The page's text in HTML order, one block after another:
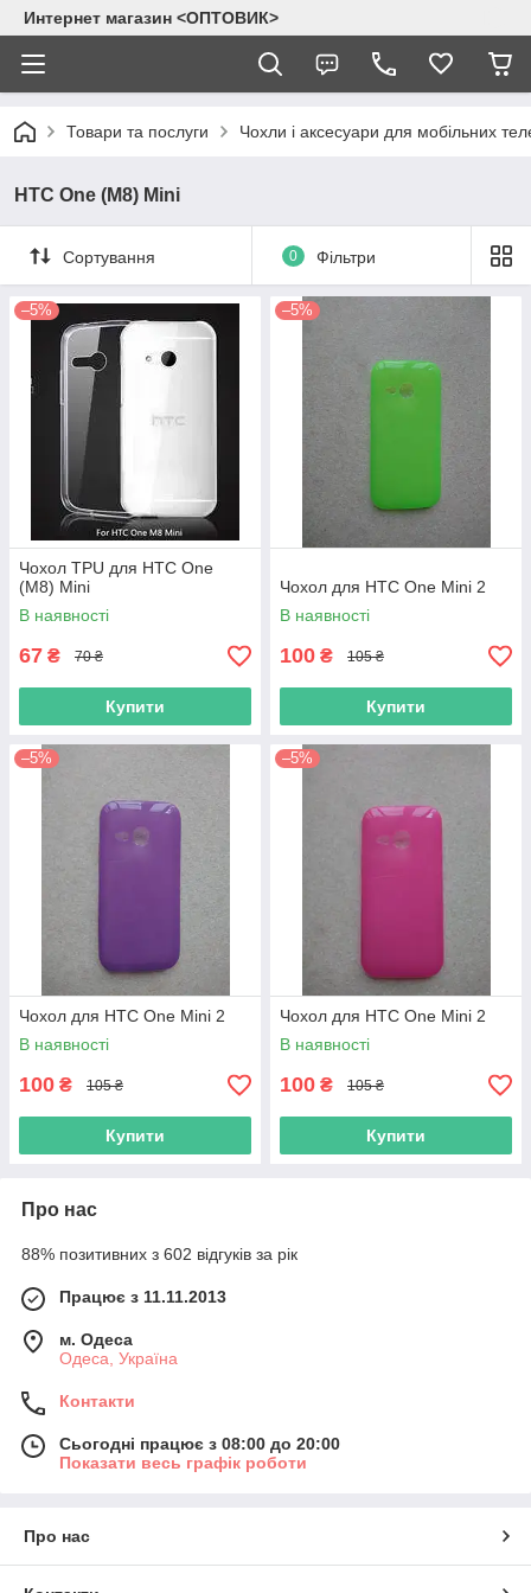
Интернет магазин <ОПТОВИК>
Товари та послуги Чохли і аксесуари для мобільних
HTC One (M8) Mini
Сортування 0 Фільтри
–5%
Чохол TPU для HTC One
(M8) Mini
В наявності
67 ₴ 70 ₴
Купити
–5%
Чохол для HTC One Mini 2
В наявності
100 ₴ 105 ₴
Купити
–5%
Чохол для HTC One Mini 2
В наявності
100 ₴ 105 ₴
Купити
–5%
Чохол для HTC One Mini 2
В наявності
100 ₴ 105 ₴
Купити
Про нас
88% позитивних з 602 відгуків за рік
Працює з 11.11.2013
м. Одеса
Одеса, Україна
Контакти
Сьогодні працює з 08:00 до 20:00
Показати весь графік роботи
Про нас